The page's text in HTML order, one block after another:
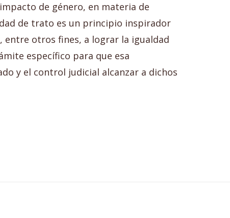
de género, en materia de
de trato es un principio inspirador
entre otros fines, a lograr la igualdad
específico para que esa
y el control judicial alcanzar a dichos